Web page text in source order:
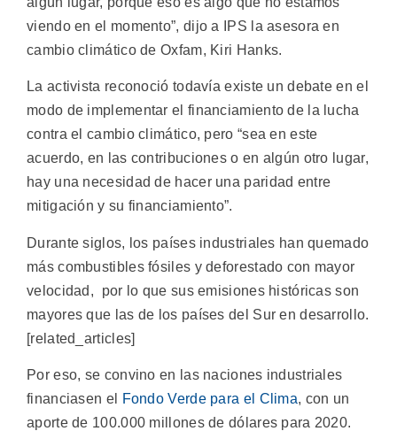
viendo en el momento”, dijo a IPS la asesora en
cambio climático de Oxfam, Kiri Hanks.
La activista reconoció todavía existe un debate en el
modo de implementar el financiamiento de la lucha
contra el cambio climático, pero “sea en este
acuerdo, en las contribuciones o en algún otro lugar,
hay una necesidad de hacer una paridad entre
mitigación y su financiamiento”.
Durante siglos, los países industriales han quemado
más combustibles fósiles y deforestado con mayor
velocidad, por lo que sus emisiones históricas son
mayores que las de los países del Sur en desarrollo.
[related_articles]
Por eso, se convino en las naciones industriales
financiasen el
Fondo Verde para el Clima, con un
aporte de 100.000 millones de dólares para 2020.